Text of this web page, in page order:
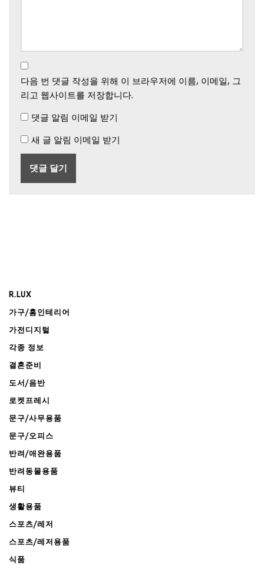
다음 번 댓글 작성을 위해 이 브라우저에 이름, 이메일, 그
리고 웹사이트를 저장합니다.
댓글 알림 이메일 받기
새 글 알림 이메일 받기
R.LUX
가구/홈인테리어
가전디지털
각종 정보
결혼준비
도서/음반
로켓프레시
문구/사무용품
문구/오피스
반려/애완용품
반려동물용품
뷰티
생활용품
스포츠/레저
스포츠/레저용품
식품